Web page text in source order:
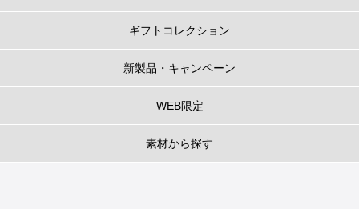
ギフトコレクション
新製品・キャンペーン
WEB限定
素材から探す